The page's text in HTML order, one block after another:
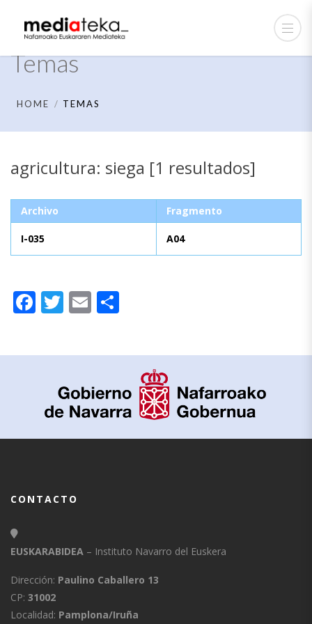
Temas
HOME TEMAS
agricultura: siega [1 resultados]
Archivo Fragmento
I-035 A04
Facebook
Twitter
Email
CONTACTO
EUSKARABIDEA – Instituto Navarro del Euskera
Dirección: Paulino Caballero 13
CP: 31002
Localidad: Pamplona/Iruña